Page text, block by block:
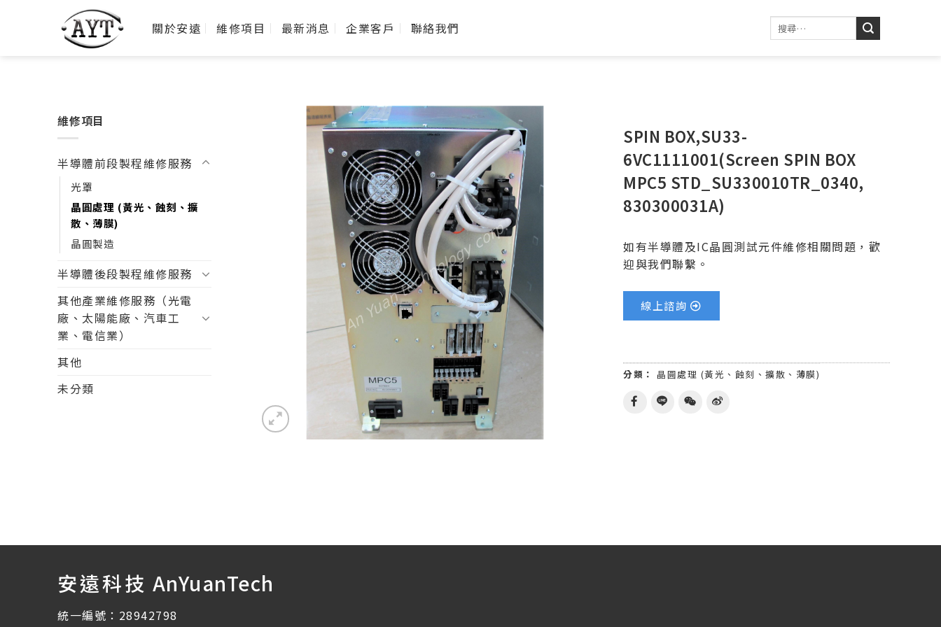
關於安遠 維修項目 最新消息 企業客戶 聯絡我們
維修項目
半導體前段製程維修服務
光罩
晶圓處理 (黃光、蝕刻、擴
散、薄膜)
晶圓製造
半導體後段製程維修服務
其他產業維修服務（光電
廠、太陽能廠、汽車工
業、電信業）
其他
未分類
SPIN BOX,SU33-
6VC1111001(Screen SPIN BOX
MPC5 STD_SU330010TR_0340,
830300031A)
如有半導體及IC晶圓測試元件維修相關問題，歡
迎與我們聯繫。
線上諮詢
分類： 晶圓處理 (黃光、蝕刻、擴散、薄膜)
安遠科技 AnYuanTech
統一編號：28942798